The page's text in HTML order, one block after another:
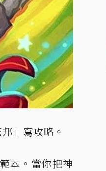
」寫攻略。
範本。當你把神